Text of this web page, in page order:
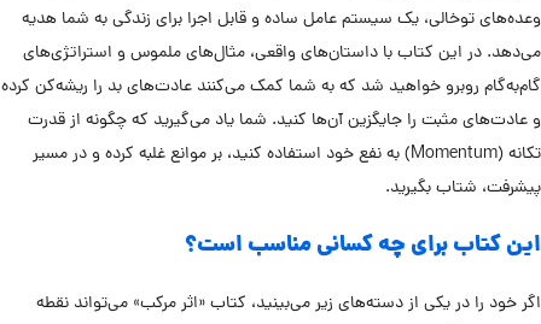
وعده‌های توخالی، یک سیستم عامل ساده و قابل اجرا برای زندگی به شما هدیه
می‌دهد. در این کتاب با داستان‌های واقعی، مثال‌های ملموس و استراتژی‌های
گام‌به‌گام روبرو خواهید شد که به شما کمک می‌کنند عادت‌های بد را ریشه‌کن کرده
و عادت‌های مثبت را جایگزین آن‌ها کنید. شما یاد می‌گیرید که چگونه از قدرت
تکانه (Momentum) به نفع خود استفاده کنید، بر موانع غلبه کرده و در مسیر
پیشرفت، شتاب بگیرید.
این کتاب برای چه کسانی مناسب است؟
اگر خود را در یکی از دسته‌های زیر می‌بینید، کتاب «اثر مرکب» می‌تواند نقطه